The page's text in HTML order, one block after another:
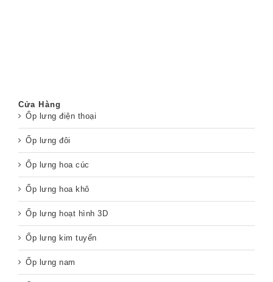
Cửa Hàng
Ốp lưng điện thoại
Ốp lưng đôi
Ốp lưng hoa cúc
Ốp lưng hoa khô
Ốp lưng hoạt hình 3D
Ốp lưng kim tuyến
Ốp lưng nam